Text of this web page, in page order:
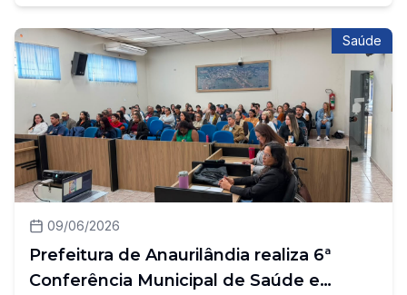
Saúde
09/06/2026
Prefeitura de Anaurilândia realiza 6ª
Conferência Municipal de Saúde e